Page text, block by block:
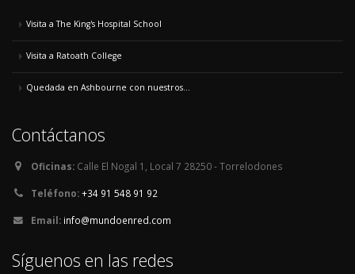
Visita a The King's Hospital School
Visita a Ratoath College
Quedada en Ashbourne con nuestros...
Contáctanos
Oficinas: Calle El Nogal 1, Local 7 28250 - Torrelodones
Teléfono:+34 91 548 91 92
Email: info@mundoenred.com
Síguenos en las redes